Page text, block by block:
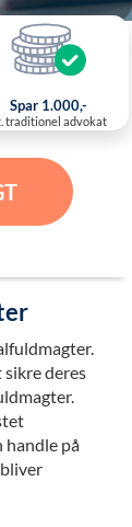
Spar 1.000,-
traditionel advokat
deres
handle på